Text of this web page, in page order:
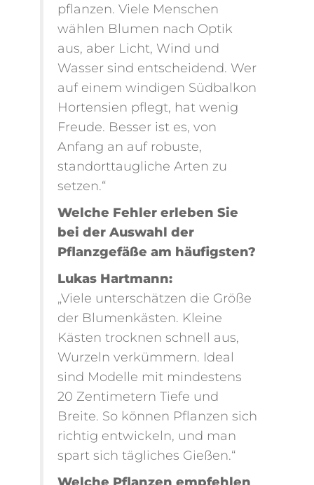
pflanzen. Viele Menschen
wählen Blumen nach Optik
aus, aber Licht, Wind und
Wasser sind entscheidend. Wer
auf einem windigen Südbalkon
Hortensien pflegt, hat wenig
Freude. Besser ist es, von
Anfang an auf robuste,
standorttaugliche Arten zu
setzen.“
Welche Fehler erleben Sie
bei der Auswahl der
Pflanzgefäße am häufigsten?
Lukas Hartmann:
„Viele unterschätzen die Größe
der Blumenkästen. Kleine
Kästen trocknen schnell aus,
Wurzeln verkümmern. Ideal
sind Modelle mit mindestens
20 Zentimetern Tiefe und
Breite. So können Pflanzen sich
richtig entwickeln, und man
spart sich tägliches Gießen.“
Welche Pflanzen empfehlen